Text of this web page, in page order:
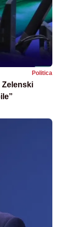
Politica
Zelenski